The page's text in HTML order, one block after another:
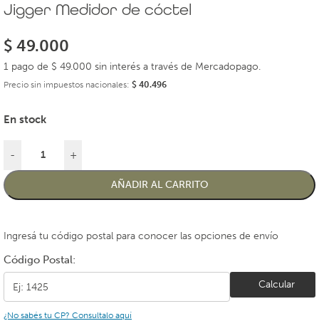
Jigger Medidor de cóctel
$ 49.000
1 pago de $ 49.000 sin interés a través de Mercadopago.
Precio sin impuestos nacionales: $ 40.496
En stock
- +
AÑADIR AL CARRITO
Ingresá tu código postal para conocer las opciones de envío
Código Postal:
Calcular
¿No sabés tu CP? Consultalo aquí